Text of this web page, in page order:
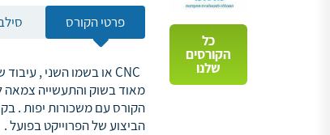
כל
הקורסים
שלנו
פרטי הקורס
CNC או בשמו השני ,
מאוד בשוק והתעשייה צמאה
הקורס עם משכורות יפות.
הביצוע של הפרוייקט בפועל .